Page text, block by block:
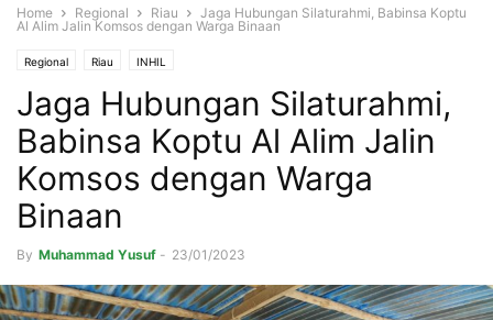
Home Regional Riau
Jaga Hubungan Silaturahmi, Babinsa Koptu
Al Alim Jalin Komsos dengan Warga Binaan
Regional Riau INHIL
Jaga Hubungan Silaturahmi,
Babinsa Koptu Al Alim Jalin
Komsos dengan Warga
Binaan
By Muhammad Yusuf - 23/01/2023